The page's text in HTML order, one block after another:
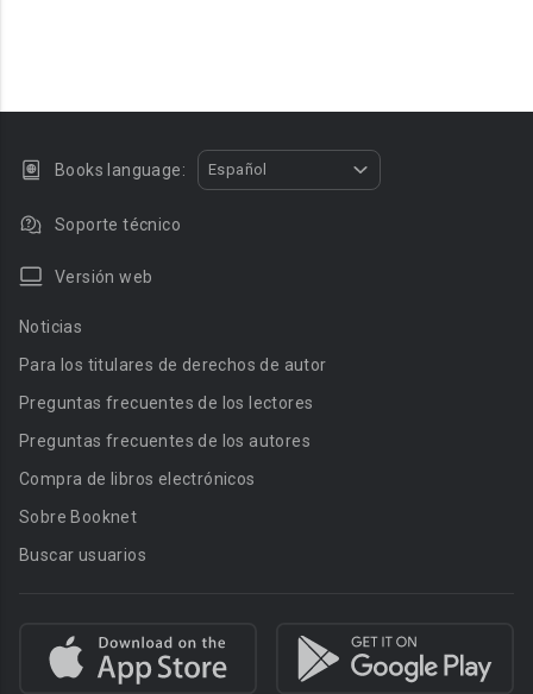
Books language: Español
Soporte técnico
Versión web
Noticias
Para los titulares de derechos de autor
Preguntas frecuentes de los lectores
Preguntas frecuentes de los autores
Compra de libros electrónicos
Sobre Booknet
Buscar usuarios